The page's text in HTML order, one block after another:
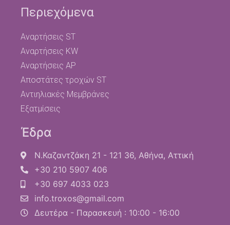
Περιεχόμενα
Αναρτήσεις ST
Αναρτήσεις KW
Αναρτήσεις AP
Αποστάτες τροχών ST
Αντιηλιακές Μεμβράνες
Εξατμίσεις
Έδρα
Ν.Καζαντζάκη 21 - 121 36, Αθήνα, Αττική
+30 210 5907 406
+30 697 4033 023
info.troxos@gmail.com
Δευτέρα - Παρασκευή : 10:00 - 16:00